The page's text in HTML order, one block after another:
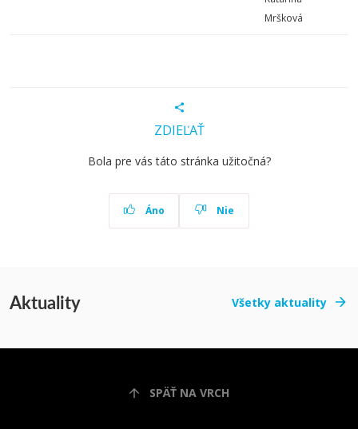
Mršková
ZDIEĽAŤ
Bola pre vás táto stránka užitočná?
Áno Nie
Aktuality Všetky aktuality
SPÄŤ NA VRCH